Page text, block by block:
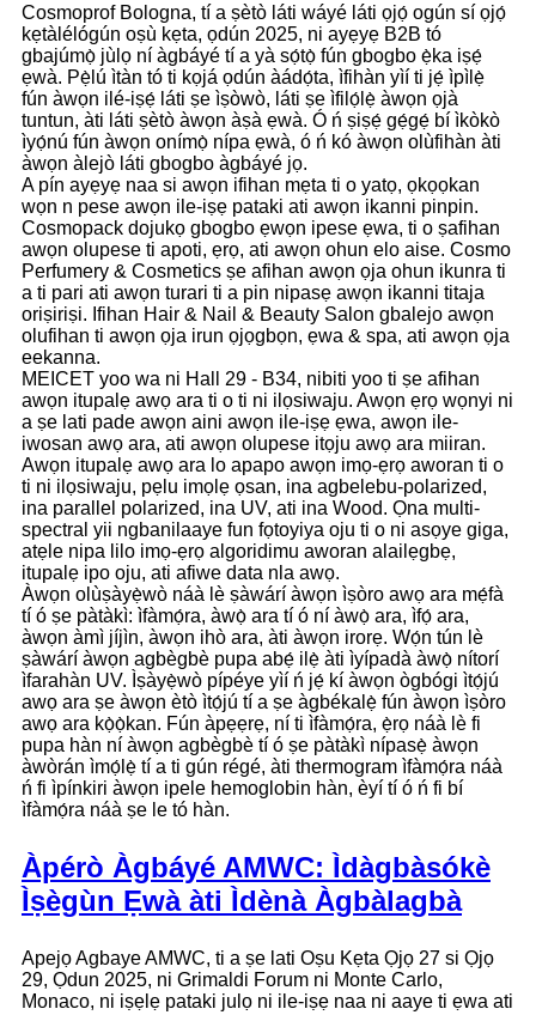
Cosmoprof Bologna, tí a ṣètò láti wáyé láti ọjọ́ ogún sí ọjọ́
kẹtàlélógún oṣù kẹta, ọdún 2025, ni ayẹyẹ B2B tó
gbajúmọ̀ jùlọ ní àgbáyé tí a yà sọ́tọ̀ fún gbogbo ẹ̀ka iṣẹ́
ẹwà. Pẹ̀lú ìtàn tó ti kọjá ọdún àádọ́ta, ìfihàn yìí ti jẹ́ ìpìlẹ̀
fún àwọn ilé-iṣẹ́ láti ṣe ìṣòwò, láti ṣe ìfilọ́lẹ̀ àwọn ọjà
tuntun, àti láti ṣètò àwọn àṣà ẹwà. Ó ń ṣiṣẹ́ gẹ́gẹ́ bí ìkòkò
ìyọ́nú fún àwọn onímọ̀ nípa ẹwà, ó ń kó àwọn olùfihàn àti
àwọn àlejò láti gbogbo àgbáyé jọ.
A pín ayẹyẹ naa si awọn ifihan mẹta ti o yatọ, ọkọọkan
wọn n pese awọn ile-iṣẹ pataki ati awọn ikanni pinpin.
Cosmopack dojukọ gbogbo ẹwọn ipese ẹwa, ti o ṣafihan
awọn olupese ti apoti, ẹrọ, ati awọn ohun elo aise. Cosmo
Perfumery & Cosmetics ṣe afihan awọn ọja ohun ikunra ti
a ti pari ati awọn turari ti a pin nipasẹ awọn ikanni titaja
oriṣiriṣi. Ifihan Hair & Nail & Beauty Salon gbalejo awọn
olufihan ti awọn ọja irun ọjọgbọn, ẹwa & spa, ati awọn ọja
eekanna.
MEICET yoo wa ni Hall 29 - B34, nibiti yoo ti ṣe afihan
awọn itupalẹ awọ ara ti o ti ni ilọsiwaju. Awọn ẹrọ wọnyi ni
a ṣe lati pade awọn aini awọn ile-iṣẹ ẹwa, awọn ile-
iwosan awọ ara, ati awọn olupese itọju awọ ara miiran.
Awọn itupalẹ awọ ara lo apapo awọn imọ-ẹrọ aworan ti o
ti ni ilọsiwaju, pẹlu imọlẹ ọsan, ina agbelebu-polarized,
ina parallel polarized, ina UV, ati ina Wood. Ọna multi-
spectral yii ngbanilaaye fun fọtoyiya oju ti o ni asọye giga,
atẹle nipa lilo imọ-ẹrọ algoridimu aworan alailẹgbẹ,
itupalẹ ipo oju, ati afiwe data nla awọ.
Àwọn olùṣàyẹ̀wò náà lè ṣàwárí àwọn ìṣòro awọ ara mẹ́fà
tí ó ṣe pàtàkì: ìfàmọ́ra, àwọ̀ ara tí ó ní àwọ̀ ara, ìfọ́ ara,
àwọn àmì jíjìn, àwọn ihò ara, àti àwọn irorẹ. Wọ́n tún lè
ṣàwárí àwọn agbègbè pupa abẹ́ ilẹ̀ àti ìyípadà àwọ̀ nítorí
ìfarahàn UV. Ìṣàyẹ̀wò pípéye yìí ń jẹ́ kí àwọn ògbógi ìtọ́jú
awọ ara ṣe àwọn ètò ìtọ́jú tí a ṣe àgbékalẹ̀ fún àwọn ìṣòro
awọ ara kọ̀ọ̀kan. Fún àpẹẹrẹ, ní ti ìfàmọ́ra, ẹ̀rọ náà lè fi
pupa hàn ní àwọn agbègbè tí ó ṣe pàtàkì nípasẹ̀ àwọn
àwòrán ìmọ́lẹ̀ tí a ti gún régé, àti thermogram ìfàmọ́ra náà
ń fi ìpínkiri àwọn ipele hemoglobin hàn, èyí tí ó ń fi bí
ìfàmọ́ra náà ṣe le tó hàn.
Àpérò Àgbáyé AMWC: Ìdàgbàsókè
Ìṣègùn Ẹwà àti Ìdènà Àgbàlagbà
Apejọ Agbaye AMWC, ti a ṣe lati Oṣu Kẹta Ọjọ 27 si Ọjọ
29, Ọdun 2025, ni Grimaldi Forum ni Monte Carlo,
Monaco, ni iṣẹlẹ pataki julọ ni ile-iṣẹ naa ni aaye ti ẹwa ati